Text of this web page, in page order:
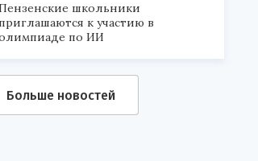
школьники
приглашаются к участию в
по ИИ
Больше новостей